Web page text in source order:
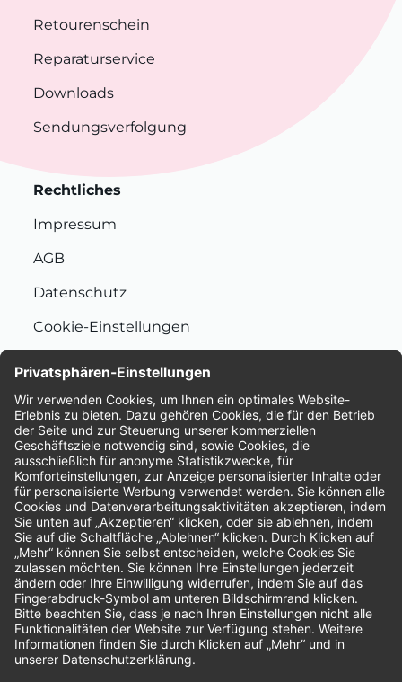
Retourenschein
Reparaturservice
Downloads
Sendungsverfolgung
Rechtliches
Impressum
AGB
Datenschutz
Cookie-Einstellungen
Bewertungen